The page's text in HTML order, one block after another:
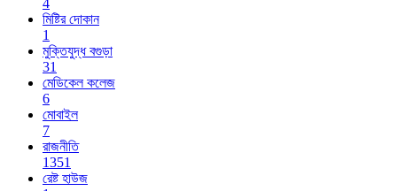
4
মিষ্টির দোকান
1
মুক্তিযুদ্ধ বগুড়া
31
মেডিকেল কলেজ
6
মোবাইল
7
রাজনীতি
1351
রেষ্ট হাউজ